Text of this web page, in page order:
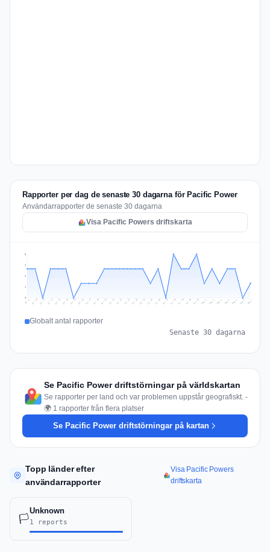
Rapporter per dag de senaste 30 dagarna för Pacific Power
Användarrapporter de senaste 30 dagarna
Visa Pacific Powers driftskarta
1
2
2
3
Jul 9 Jul 10 Jul 11 Jul 12 Jul 13 Jul 14 Jul 15 Jul 16 Jul 17 Jul 18 Jul 19 Jul 20 Jul 21 Jul 22 Jul 23 Jul 24 Jul 25 Jul 26 Jul 27 Jul 28 Jul 29 Jul 30 Jul 31 Aug 1 Aug 2 Aug 3 Aug 4 Aug 5 Aug 6 Aug 7
Globalt antal rapporter
Senaste 30 dagarna
Se Pacific Power driftstörningar på världskartan
Se rapporter per land och var problemen uppstår geografiskt. -
🌍 1 rapporter från flera platser
Se Pacific Power driftstörningar på kartan
Topp länder efter
användarrapporter
Visa Pacific Powers
driftskarta
🏳️
Unknown
1 reports